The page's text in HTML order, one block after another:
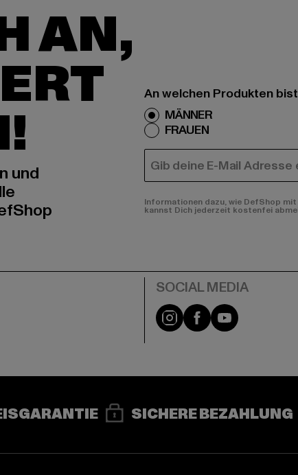
AN,
und
An welchen Produkten
MÄNNER
FRAUEN
E-MAIL
Informationen dazu, wie DefShop
kannst Dich jederzeit kostenfei
Instagram
FacebookYouTube
SICHERE BEZAHLUNG